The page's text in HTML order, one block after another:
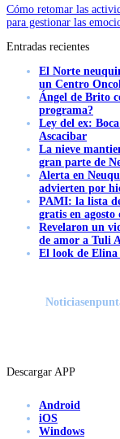
Cómo retomar las
para gestionar las
Entradas recientes
El Norte
un Centro
Ángel de Brito
programa?
Ley del ex:
Ascacibar
La nieve
gran parte de
Alerta en
advierten por
PAMI: la lista
gratis en agosto
Revelaron un
de amor a Tuli
El look de
Descargar APP
Android
iOS
Windows